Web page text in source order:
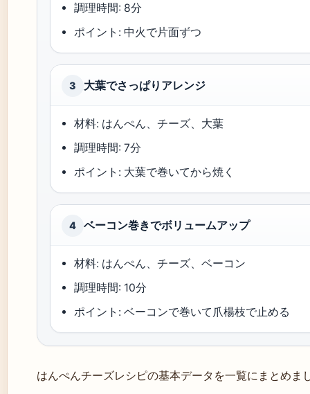
調理時間: 8分
ポイント: 中火で片面ずつ
3 大葉でさっぱりアレンジ
材料: はんぺん、チーズ、大葉
調理時間: 7分
ポイント: 大葉で巻いてから焼く
4 ベーコン巻きでボリュームアップ
材料: はんぺん、チーズ、ベーコン
調理時間: 10分
ポイント: ベーコンで巻いて爪楊枝で止める
はんぺんチーズレシピの基本データを一覧にまとめま